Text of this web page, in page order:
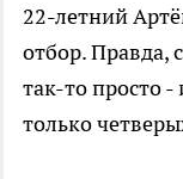
22-летний
отбор. Правда,
так-то просто
только